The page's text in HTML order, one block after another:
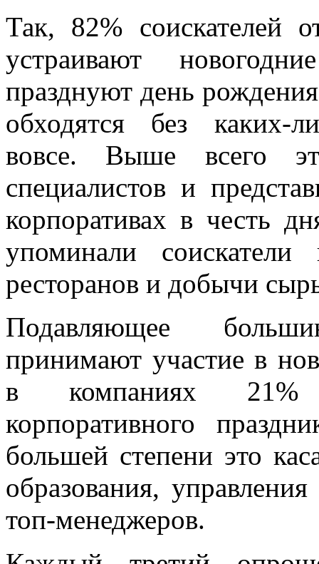
Так, 82% соискателей
устраивают
празднуют день
обходятся без каких-
вовсе. Выше всего
специалистов и
корпоративах в честь
упоминали
ресторанов и добычи
Подавляющее
принимают участие в
в компаниях 21%
корпоративного
большей степени это
образования,
топ-менеджеров.